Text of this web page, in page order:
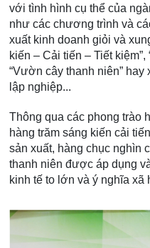
với tình hình cụ thể của
như các chương trình và
xuất kinh doanh giỏi và
kiến – Cải tiến – Tiết
“Vườn cây thanh niên”
lập nghiệp...
Thông qua các phong trào
hàng trăm sáng kiến cải
sản xuất, hàng chục nghìn
thanh niên được áp dụng
kinh tế to lớn và ý nghĩa xã